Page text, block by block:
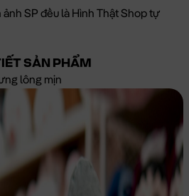
ảnh SP đều là Hình Thật Shop tự
SẢN PHẨM
lông mịn